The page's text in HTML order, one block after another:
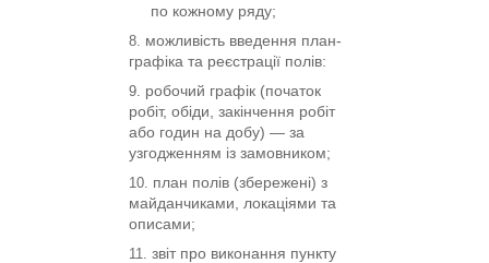
по кожному ряду;
можливість введення план-
графіка та реєстрації полів:
робочий графік (початок
робіт, обіди, закінчення робіт
або годин на добу) — за
узгодженням із замовником;
план полів (збережені) з
майданчиками, локаціями та
описами;
звіт про виконання пункту